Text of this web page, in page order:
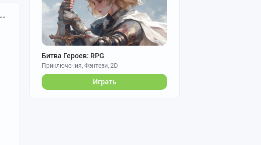
Битва Героев: RPG
Приключения, Фэнтези, 2D
Играть